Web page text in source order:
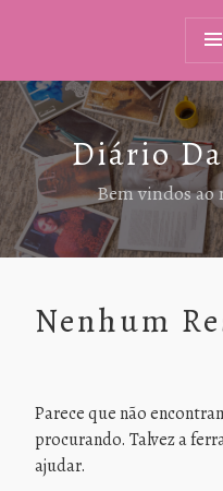
Diário
Bem vindos
Nenhum
Parece que não
procurando. Talvez a
ajudar.